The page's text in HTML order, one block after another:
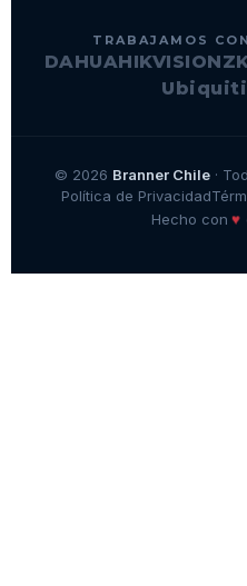
TRABAJAMOS
DAHUAHIKVISION
Ubiquiti
© 2026 Branner Chile·
Política de Privacidad
Hecho con♥